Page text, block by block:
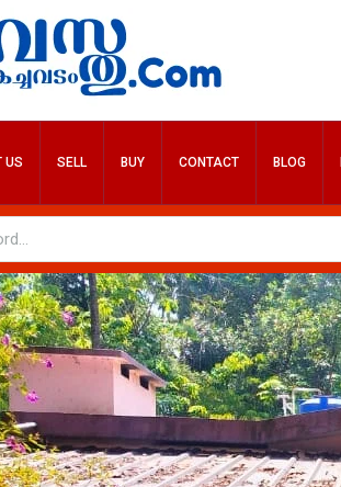
US SELL BUY CONTACT BLOG